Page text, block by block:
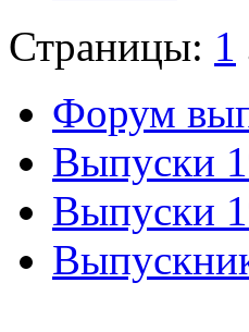
Страницы: 1
Форум
Выпуски
Выпуски